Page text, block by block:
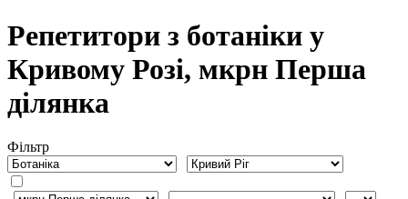
Репетитори з ботаніки у
Кривому Розі, мкрн Перша
ділянка
Фiльтр